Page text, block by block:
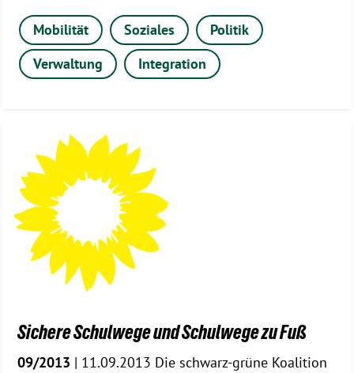
Mobilität Soziales
Politik
Verwaltung
Integration
Sichere Schulwege und Schulwege zu Fuß
09/2013 | 11.09.2013 Die schwarz-grüne Koalition